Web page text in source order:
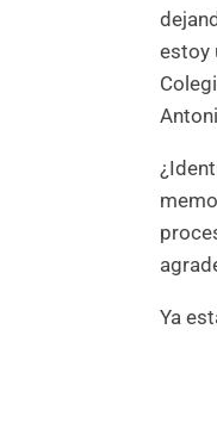
estoy
Ya